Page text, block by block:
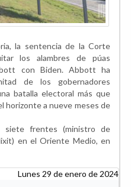
la sentencia de la Corte
los alambres de púas
con Biden. Abbott ha
de los gobernadores
batalla electoral más que
horizonte a nueve meses de
siete frentes (ministro de
en el Oriente Medio, en
Lunes 29 de enero de 2024